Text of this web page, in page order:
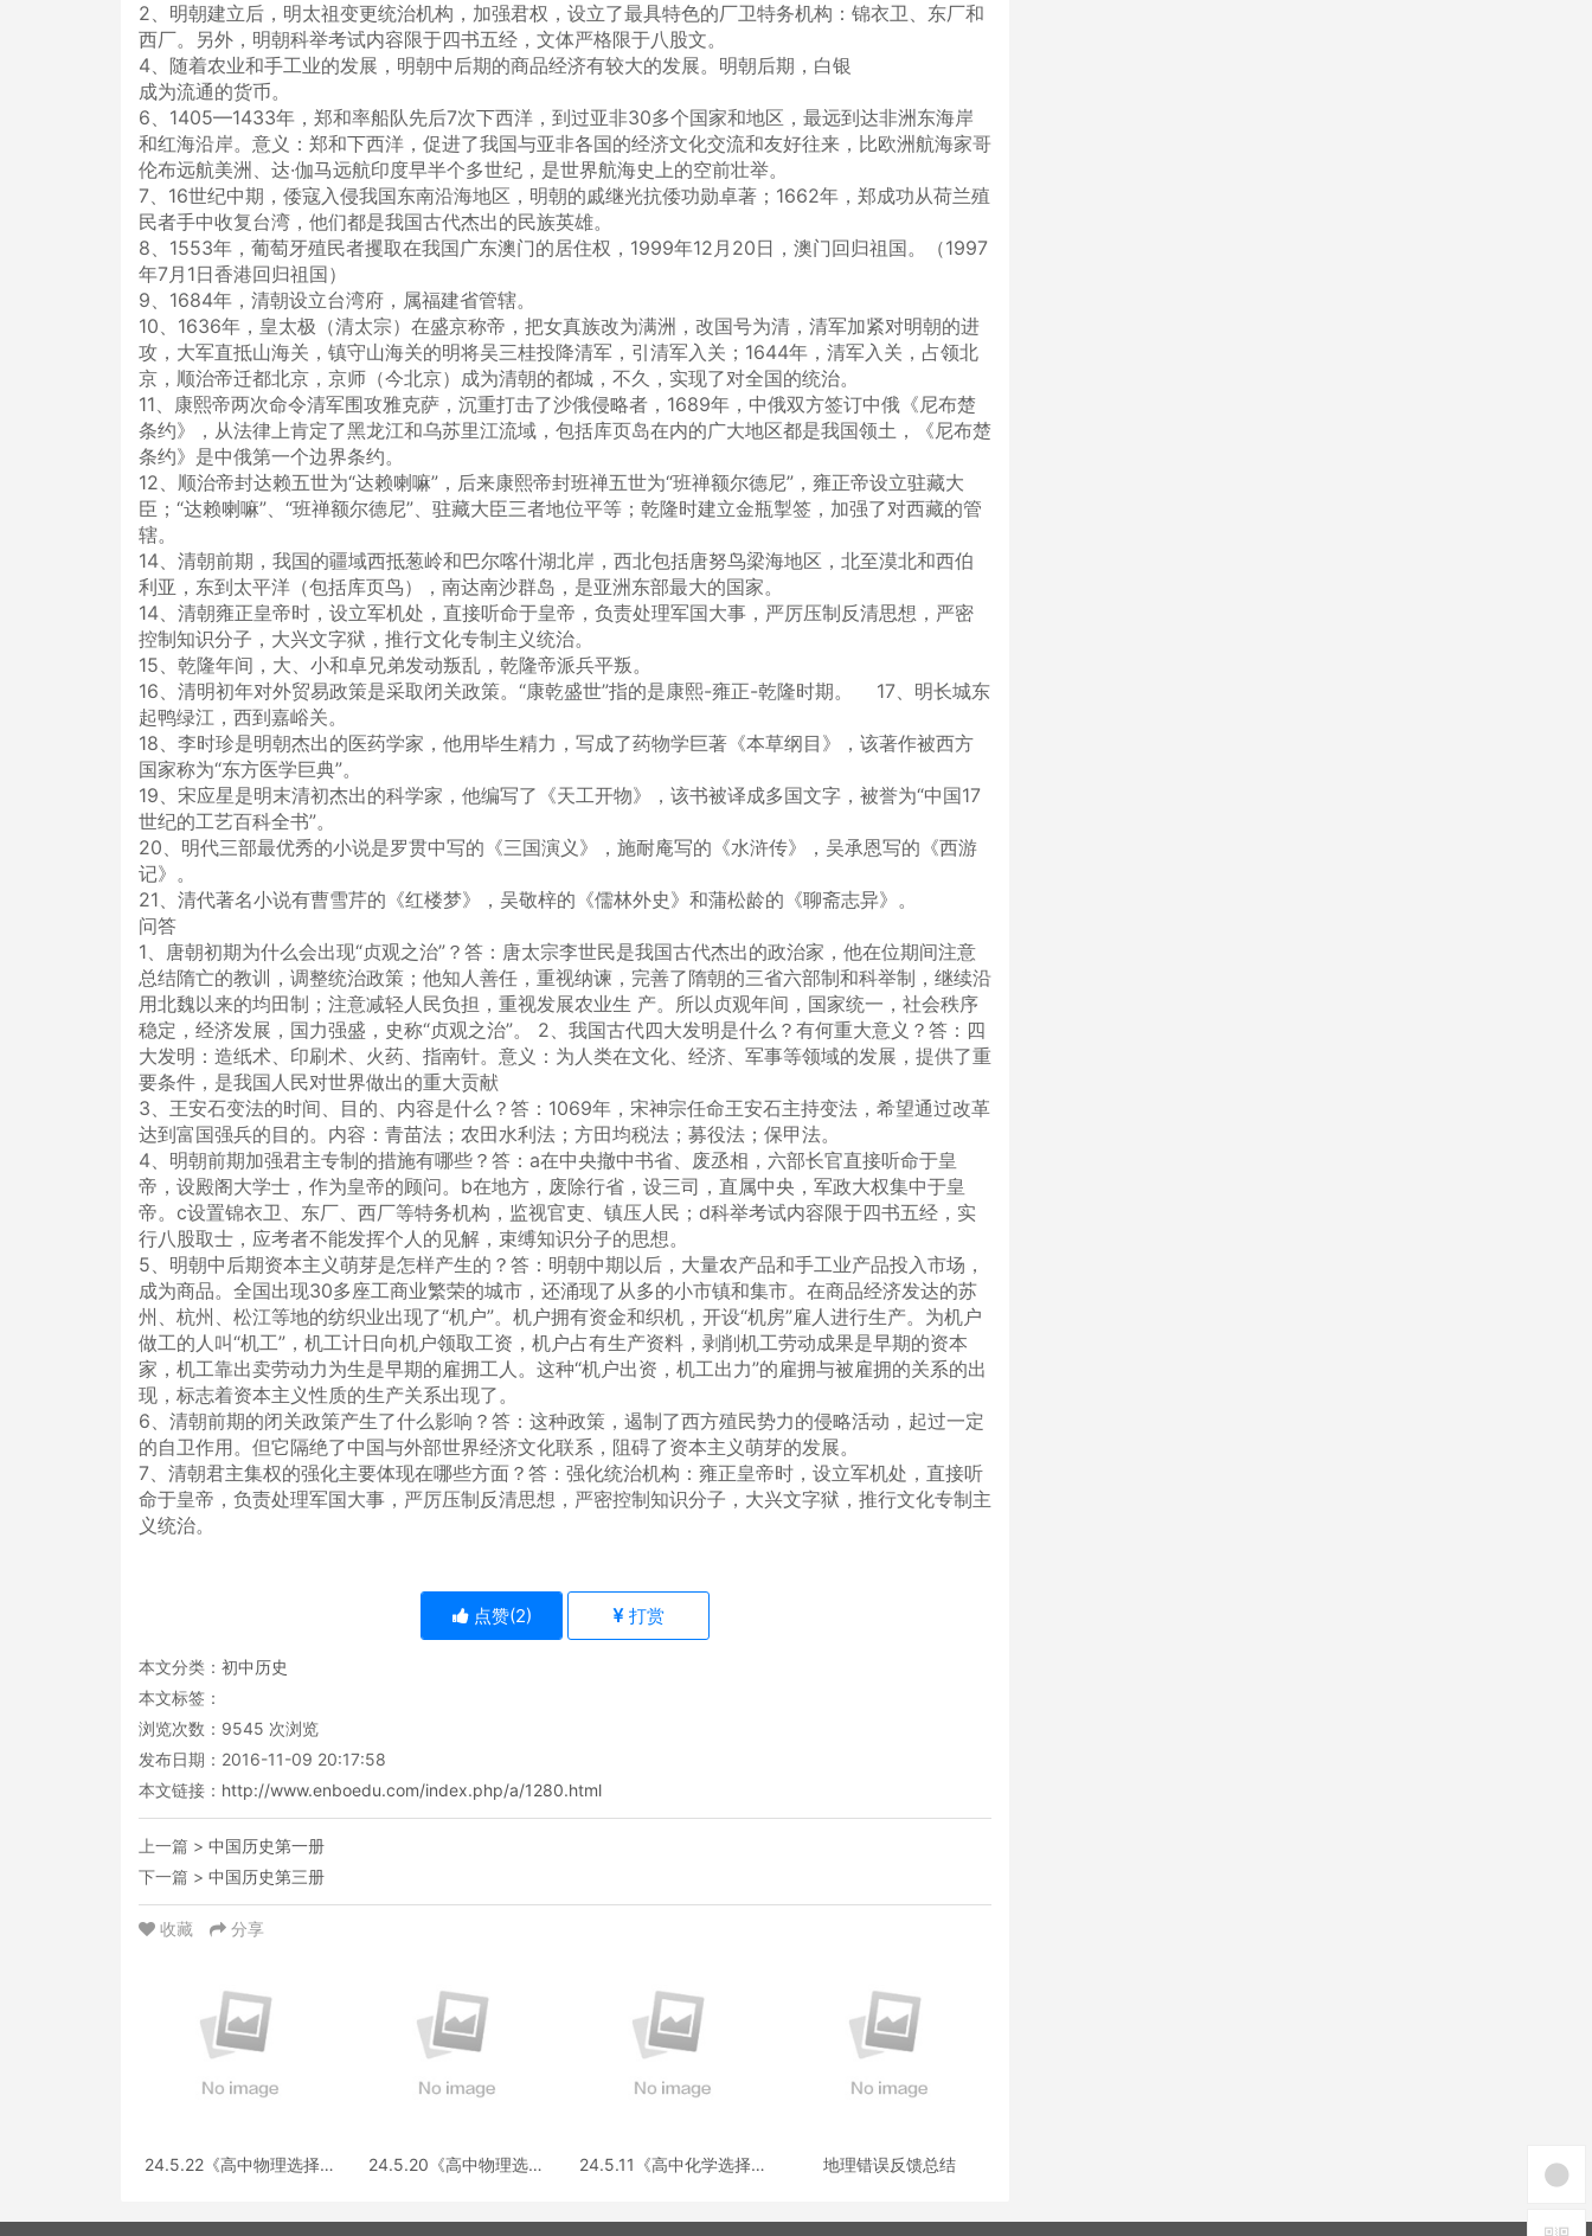
2、明朝建立后，明太祖变更统治机构，加强君权，设立了最具特色的厂卫特务机构：锦衣卫、东厂和
西厂。另外，明朝科举考试内容限于四书五经，文体严格限于八股文。
4、随着农业和手工业的发展，明朝中后期的商品经济有较大的发展。明朝后期，白银
成为流通的货币。
6、1405—1433年，郑和率船队先后7次下西洋，到过亚非30多个国家和地区，最远到达非洲东海岸
和红海沿岸。意义：郑和下西洋，促进了我国与亚非各国的经济文化交流和友好往来，比欧洲航海家哥
伦布远航美洲、达·伽马远航印度早半个多世纪，是世界航海史上的空前壮举。
7、16世纪中期，倭寇入侵我国东南沿海地区，明朝的戚继光抗倭功勋卓著；1662年，郑成功从荷兰殖
民者手中收复台湾，他们都是我国古代杰出的民族英雄。
8、1553年，葡萄牙殖民者攫取在我国广东澳门的居住权，1999年12月20日，澳门回归祖国。（1997
年7月1日香港回归祖国）
9、1684年，清朝设立台湾府，属福建省管辖。
10、1636年，皇太极（清太宗）在盛京称帝，把女真族改为满洲，改国号为清，清军加紧对明朝的进
攻，大军直抵山海关，镇守山海关的明将吴三桂投降清军，引清军入关；1644年，清军入关，占领北
京，顺治帝迁都北京，京师（今北京）成为清朝的都城，不久，实现了对全国的统治。
11、康熙帝两次命令清军围攻雅克萨，沉重打击了沙俄侵略者，1689年，中俄双方签订中俄《尼布楚
条约》，从法律上肯定了黑龙江和乌苏里江流域，包括库页岛在内的广大地区都是我国领土，《尼布楚
条约》是中俄第一个边界条约。
12、顺治帝封达赖五世为“达赖喇嘛”，后来康熙帝封班禅五世为“班禅额尔德尼”，雍正帝设立驻藏大
臣；“达赖喇嘛”、“班禅额尔德尼”、驻藏大臣三者地位平等；乾隆时建立金瓶掣签，加强了对西藏的管
辖。
14、清朝前期，我国的疆域西抵葱岭和巴尔喀什湖北岸，西北包括唐努鸟梁海地区，北至漠北和西伯
利亚，东到太平洋（包括库页鸟），南达南沙群岛，是亚洲东部最大的国家。
14、清朝雍正皇帝时，设立军机处，直接听命于皇帝，负责处理军国大事，严厉压制反清思想，严密
控制知识分子，大兴文字狱，推行文化专制主义统治。
15、乾隆年间，大、小和卓兄弟发动叛乱，乾隆帝派兵平叛。
16、清明初年对外贸易政策是采取闭关政策。“康乾盛世”指的是康熙-雍正-乾隆时期。 17、明长城东
起鸭绿江，西到嘉峪关。
18、李时珍是明朝杰出的医药学家，他用毕生精力，写成了药物学巨著《本草纲目》，该著作被西方
国家称为“东方医学巨典”。
19、宋应星是明末清初杰出的科学家，他编写了《天工开物》，该书被译成多国文字，被誉为“中国17
世纪的工艺百科全书”。
20、明代三部最优秀的小说是罗贯中写的《三国演义》，施耐庵写的《水浒传》，吴承恩写的《西游
记》。
21、清代著名小说有曹雪芹的《红楼梦》，吴敬梓的《儒林外史》和蒲松龄的《聊斋志异》。
问答
1、唐朝初期为什么会出现“贞观之治”？答：唐太宗李世民是我国古代杰出的政治家，他在位期间注意
总结隋亡的教训，调整统治政策；他知人善任，重视纳谏，完善了隋朝的三省六部制和科举制，继续沿
用北魏以来的均田制；注意减轻人民负担，重视发展农业生 产。所以贞观年间，国家统一，社会秩序
稳定，经济发展，国力强盛，史称“贞观之治”。 2、我国古代四大发明是什么？有何重大意义？答：四
大发明：造纸术、印刷术、火药、指南针。意义：为人类在文化、经济、军事等领域的发展，提供了重
要条件，是我国人民对世界做出的重大贡献
3、王安石变法的时间、目的、内容是什么？答：1069年，宋神宗任命王安石主持变法，希望通过改革
达到富国强兵的目的。内容：青苗法；农田水利法；方田均税法；募役法；保甲法。
4、明朝前期加强君主专制的措施有哪些？答：a在中央撤中书省、废丞相，六部长官直接听命于皇
帝，设殿阁大学士，作为皇帝的顾问。b在地方，废除行省，设三司，直属中央，军政大权集中于皇
帝。c设置锦衣卫、东厂、西厂等特务机构，监视官吏、镇压人民；d科举考试内容限于四书五经，实
行八股取士，应考者不能发挥个人的见解，束缚知识分子的思想。
5、明朝中后期资本主义萌芽是怎样产生的？答：明朝中期以后，大量农产品和手工业产品投入市场，
成为商品。全国出现30多座工商业繁荣的城市，还涌现了从多的小市镇和集市。在商品经济发达的苏
州、杭州、松江等地的纺织业出现了“机户”。机户拥有资金和织机，开设“机房”雇人进行生产。为机户
做工的人叫“机工”，机工计日向机户领取工资，机户占有生产资料，剥削机工劳动成果是早期的资本
家，机工靠出卖劳动力为生是早期的雇拥工人。这种“机户出资，机工出力”的雇拥与被雇拥的关系的出
现，标志着资本主义性质的生产关系出现了。
6、清朝前期的闭关政策产生了什么影响？答：这种政策，遏制了西方殖民势力的侵略活动，起过一定
的自卫作用。但它隔绝了中国与外部世界经济文化联系，阻碍了资本主义萌芽的发展。
7、清朝君主集权的强化主要体现在哪些方面？答：强化统治机构：雍正皇帝时，设立军机处，直接听
命于皇帝，负责处理军国大事，严厉压制反清思想，严密控制知识分子，大兴文字狱，推行文化专制主
义统治。
点赞(2) 打赏
本文分类： 初中历史
本文标签：
浏览次数： 9545 次浏览
发布日期：2016-11-09 20:17:58
本文链接： http://www.enboedu.com/index.php/a/1280.html
上一篇 > 中国历史第一册
下一篇 > 中国历史第三册
收藏 分享
24.5.22《高中物理选择性
24.5.20《高中物理选择
24.5.11《高中化学选择性
地理错误反馈总结